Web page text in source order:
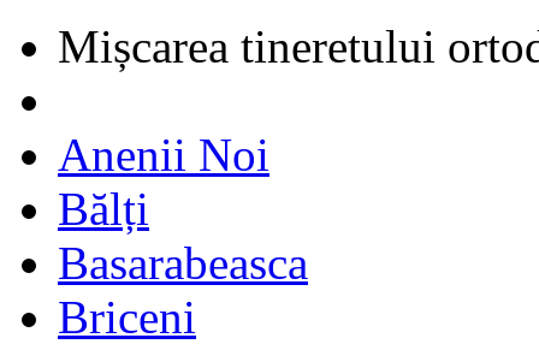
Mișcarea tineretului
Anenii Noi
Bălți
Basarabeasca
Briceni